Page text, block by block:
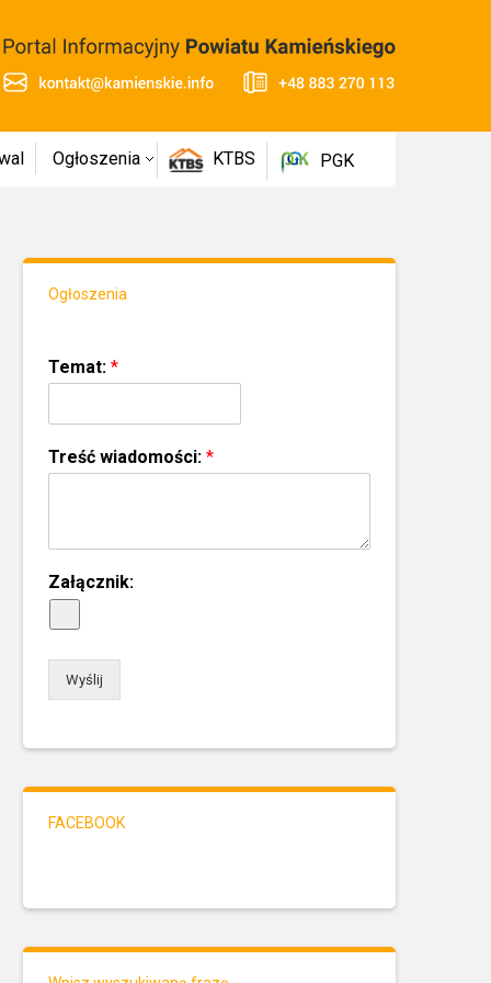
Ogłoszenia KTBS PGK
Ogłoszenia
Temat: *
Treść wiadomości: *
Załącznik:
Wyślij
FACEBOOK